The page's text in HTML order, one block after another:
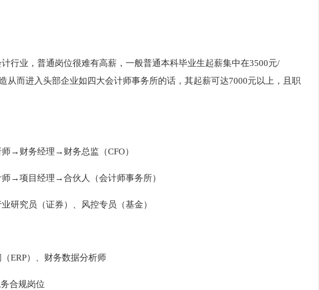
行业，普通岗位很难有高薪，一般普通本科毕业生起薪集中在3500元/
从而进入头部企业如四大会计师事务所的话，其起薪可达7000元以上，且职
→财务经理→财务总监（CFO）
→项目经理→合伙人（会计师事务所）
研究员（证券）、风控专员（基金）
ERP）、财务数据分析师
合规岗位